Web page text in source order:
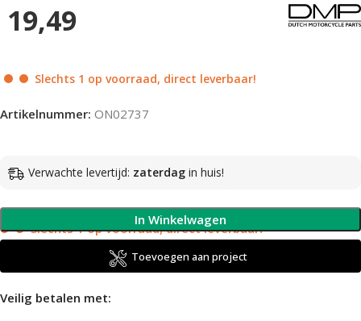
19,49
Slechts 1 op voorraad, direct leverbaar!
Artikelnummer: ON02737
Verwachte levertijd: zaterdag in huis!
Slechts 1 op voorraad, direct leverbaar!
In Winkelwagen
Toevoegen aan project
Veilig betalen met: